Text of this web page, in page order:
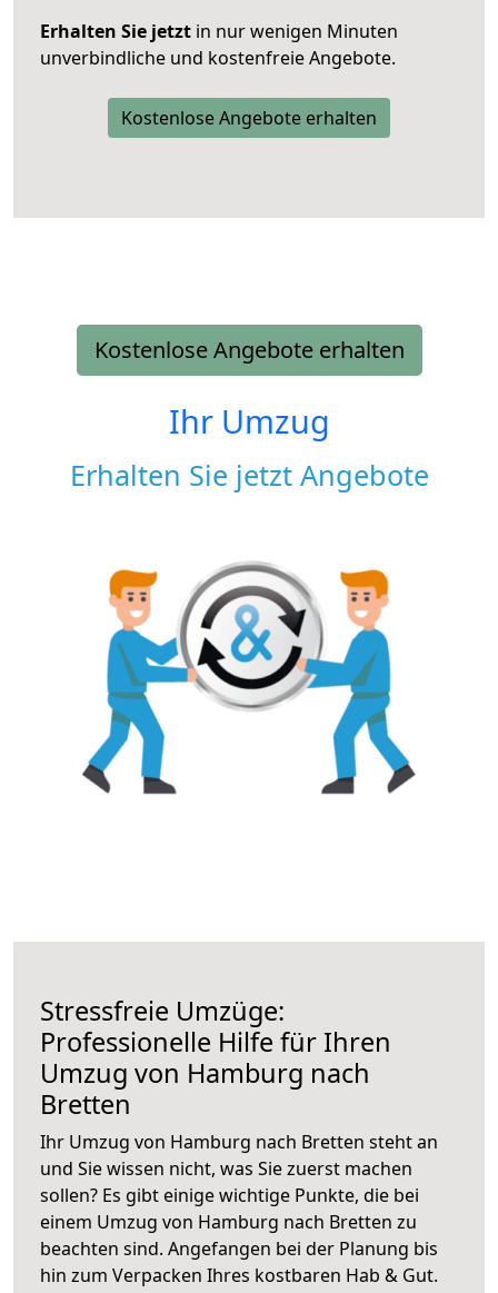
Erhalten Sie jetzt in nur wenigen Minuten
unverbindliche und kostenfreie Angebote.
Kostenlose Angebote erhalten
Kostenlose Angebote erhalten
Ihr Umzug
Erhalten Sie jetzt Angebote
Stressfreie Umzüge:
Professionelle Hilfe für Ihren
Umzug von Hamburg nach
Bretten
Ihr Umzug von Hamburg nach Bretten steht an
und Sie wissen nicht, was Sie zuerst machen
sollen? Es gibt einige wichtige Punkte, die bei
einem Umzug von Hamburg nach Bretten zu
beachten sind. Angefangen bei der Planung bis
hin zum Verpacken Ihres kostbaren Hab & Gut.